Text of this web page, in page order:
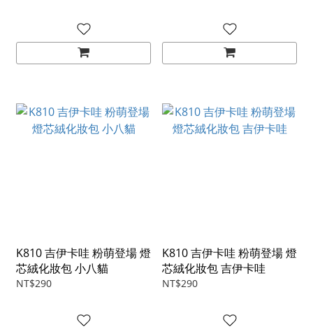
K810 吉伊卡哇 粉萌登場 燈
芯絨化妝包 小八貓
NT$290
K810 吉伊卡哇 粉萌登場 燈
芯絨化妝包 吉伊卡哇
NT$290